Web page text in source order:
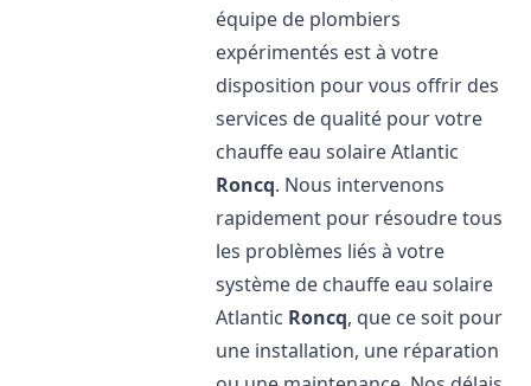
équipe de plombiers
expérimentés est à votre
disposition pour vous offrir des
services de qualité pour votre
chauffe eau solaire Atlantic
Roncq. Nous intervenons
rapidement pour résoudre tous
les problèmes liés à votre
système de chauffe eau solaire
Atlantic Roncq, que ce soit pour
une installation, une réparation